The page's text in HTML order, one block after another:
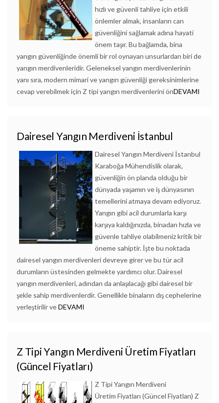
hızlı ve güvenli tahliye için etkili
önlemler almak, insanların can
güvenliğini sağlamak adına hayati
önem taşır. Bu bağlamda, bina
yangın güvenliğinde önemli bir rol oynayan unsurlardan biri de
yangın merdivenleridir. Geleneksel yangın merdivenlerinin
yanı sıra, modern mimari ve yangın güvenliği gereksinimlerine
cevap verebilmek için Z tipi yangın merdivenlerini önDEVAMI
Dairesel Yangın Merdiveni İstanbul
Dairesel Yangın Merdiveni İstanbul
Karaboğa Mühendislik olarak,
güvenliğin ön planda olduğu bir
dünyada yaşamın ve iş dünyasının
temellerini atmaya devam ediyoruz.
Yangın gibi acil durumlarla karşı
karşıya kaldığınızda, binadan hızla ve
güvenle tahliye olabilmeniz kritik bir
öneme sahiptir. İşte bu noktada
dairesel yangın merdivenleri devreye girer ve bu tür acil
durumların üstesinden gelmekte yardımcı olur. Dairesel
yangın merdivenleri, adından da anlaşılacağı gibi dairesel bir
şekle sahip merdivenlerdir. Genellikle binaların dış cephelerine
yerleştirilir veDEVAMI
Z Tipi Yangın Merdiveni Üretim Fiyatları
(Güncel Fiyatları)
Z Tipi Yangın Merdiveni
Üretim Fiyatları (Güncel Fiyatları) Z